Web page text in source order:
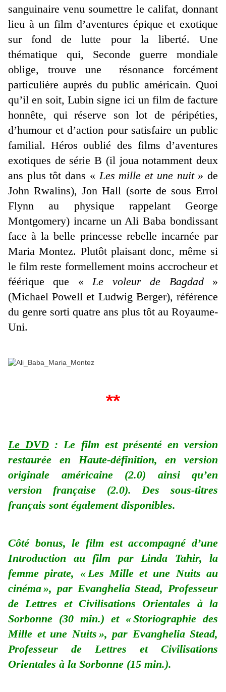
sanguinaire venu soumettre le califat, donnant
lieu à un film d’aventures épique et exotique
sur fond de lutte pour la liberté. Une
thématique qui, Seconde guerre mondiale
oblige, trouve une résonance forcément
particulière auprès du public américain. Quoi
qu’il en soit, Lubin signe ici un film de facture
honnête, qui réserve son lot de péripéties,
d’humour et d’action pour satisfaire un public
familial. Héros oublié des films d’aventures
exotiques de série B (il joua notamment deux
ans plus tôt dans «Les mille et une nuit» de
John Rwalins), Jon Hall (sorte de sous Errol
Flynn au physique rappelant George
Montgomery) incarne un Ali Baba bondissant
face à la belle princesse rebelle incarnée par
Maria Montez. Plutôt plaisant donc, même si
le film reste formellement moins accrocheur et
féérique que «Le voleur de Bagdad»
(Michael Powell et Ludwig Berger), référence
du genre sorti quatre ans plus tôt au Royaume-
Uni.
**
Le DVD : Le film est présenté en version
restaurée en Haute-définition, en version
originale américaine (2.0) ainsi qu’en
version française (2.0). Des sous-titres
français sont également disponibles.
Côté bonus, le film est accompagné d’une
Introduction au film par Linda Tahir, la
femme pirate, « Les Mille et une Nuits au
cinéma », par Evanghelia Stead, Professeur
de Lettres et Civilisations Orientales à la
Sorbonne (30 min.) et « Storiographie des
Mille et une Nuits », par Evanghelia Stead,
Professeur de Lettres et Civilisations
Orientales à la Sorbonne (15 min.).